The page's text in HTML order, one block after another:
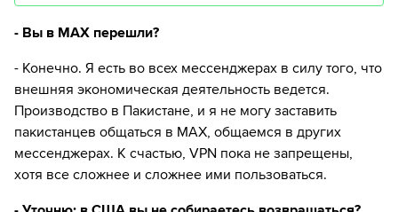
- Вы в MAX перешли?
- Конечно. Я есть во всех мессенджерах в силу того, что
внешняя экономическая деятельность ведется.
Производство в Пакистане, и я не могу заставить
пакистанцев общаться в MAX, общаемся в других
мессенджерах. К счастью, VPN пока не запрещены,
хотя все сложнее и сложнее ими пользоваться.